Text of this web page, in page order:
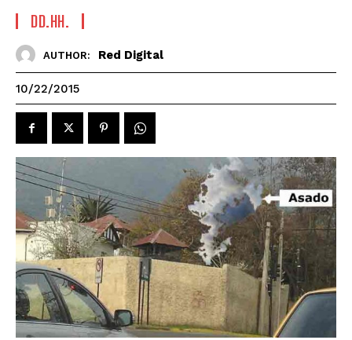
DD.HH.
AUTHOR: Red Digital
10/22/2015